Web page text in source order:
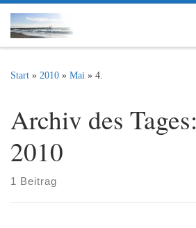
Zum Inhalt springen
Start » 2010 » Mai » 4.
Archiv des Tages:
2010
1 Beitrag